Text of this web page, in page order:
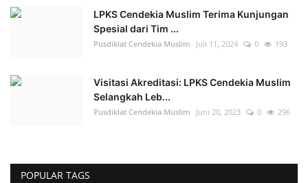
LPKS Cendekia Muslim Terima Kunjungan
Spesial dari Tim ...
Pusdiklat Cendekia Muslim Juli 11, 2024 0 193
Visitasi Akreditasi: LPKS Cendekia Muslim
Selangkah Leb...
Pusdiklat Cendekia Muslim Juni 20, 2023 0 296
POPULAR TAGS